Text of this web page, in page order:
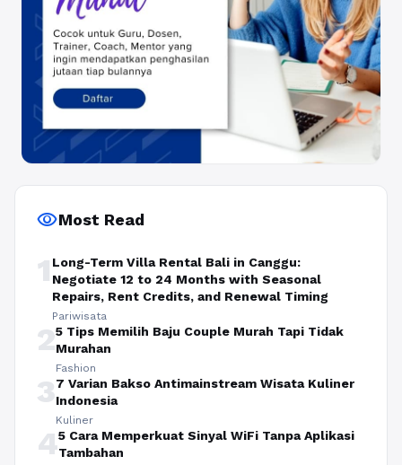
visibilityMost Read
1 Long-Term Villa Rental Bali in Canggu:
Negotiate 12 to 24 Months with Seasonal
Repairs, Rent Credits, and Renewal Timing
Pariwisata
25 Tips Memilih Baju Couple Murah Tapi Tidak
Murahan
Fashion
37 Varian Bakso Antimainstream Wisata Kuliner
Indonesia
Kuliner
45 Cara Memperkuat Sinyal WiFi Tanpa Aplikasi
Tambahan